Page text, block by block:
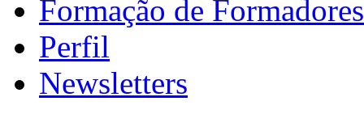
Formação de Formadores
Perfil
Newsletters